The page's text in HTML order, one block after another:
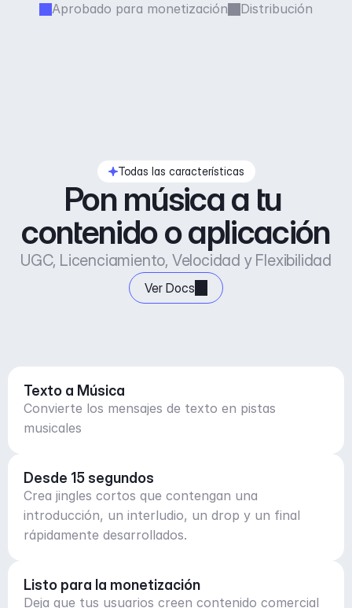
Aprobado para monetización
Distribución
Todas las características
Pon música a tu
contenido o aplicación
UGC, Licenciamiento, Velocidad y Flexibilidad
Ver Docs
Texto a Música
Convierte los mensajes de texto en pistas
musicales
Desde 15 segundos
Crea jingles cortos que contengan una
introducción, un interludio, un drop y un final
rápidamente desarrollados.
Listo para la monetización
Deja que tus usuarios creen contenido comercial